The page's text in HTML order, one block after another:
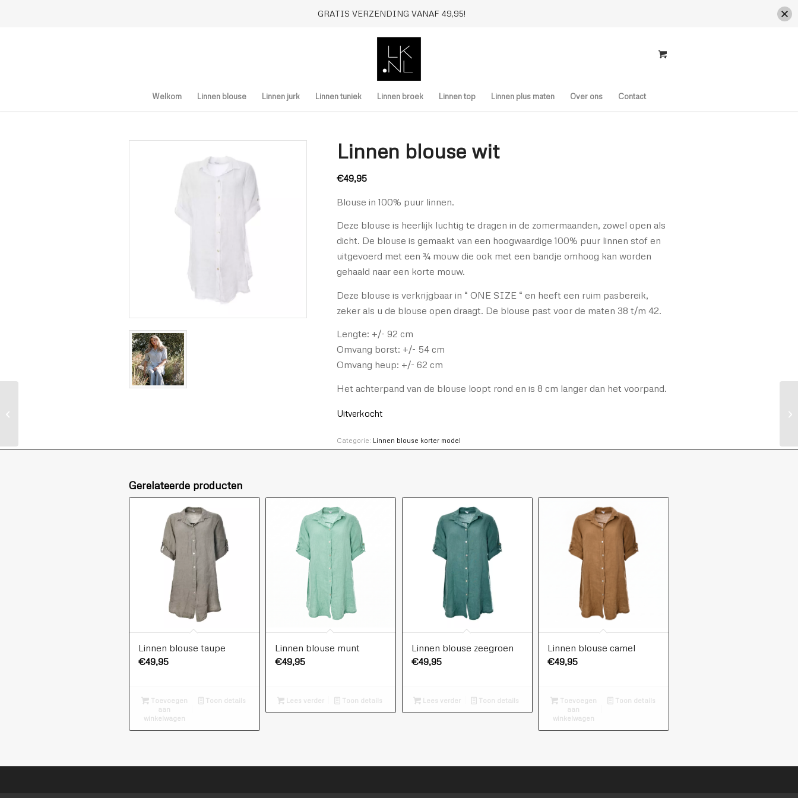
Welkom Linnen blouse Linnen jurk Linnen tuniek Linnen broek Linnen top Linnen plus maten Over ons Contact
Linnen blouse wit
€49,95
Blouse in 100% puur linnen.
Deze blouse is heerlijk luchtig te dragen in de zomermaanden, zowel open als
dicht. De blouse is gemaakt van een hoogwaardige 100% puur linnen stof en
uitgevoerd met een ¾ mouw die ook met een bandje omhoog kan worden
gehaald naar een korte mouw.
Deze blouse is verkrijgbaar in “ ONE SIZE “ en heeft een ruim pasbereik,
zeker als u de blouse open draagt. De blouse past voor de maten 38 t/m 42.
Lengte: +/- 92 cm
Omvang borst: +/- 54 cm
Omvang heup: +/- 62 cm
Het achterpand van de blouse loopt rond en is 8 cm langer dan het voorpand.
Uitverkocht
Categorie: Linnen blouse korter model
Gerelateerde producten
Linnen blouse taupe
€49,95
Toevoegen
aan
winkelwagen
Toon details
Linnen blouse munt
€49,95
Lees verder Toon details
Linnen blouse zeegroen
€49,95
Lees verder Toon details
Linnen blouse camel
€49,95
Toevoegen
aan
winkelwagen
Toon details
GRATIS VERZENDING VANAF 49,95!